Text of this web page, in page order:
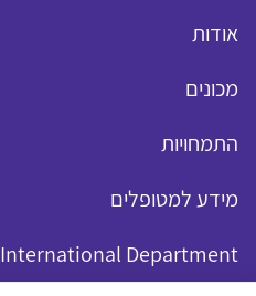
אודות
מכונים
התמחויות
מידע למטופלים
International Department